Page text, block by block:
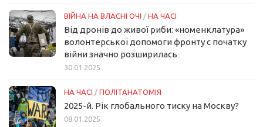
ВІЙНА НА ВЛАСНІ ОЧІ / НА ЧАСІ
Від дронів до живої риби: «номенклатура»
волонтерської допомоги фронту с початку
війни значно розширилась
30.01.2025
НА ЧАСІ / ПОЛІТАНАТОМІЯ
2025-й. Рік глобального тиску на Москву?
08.01.2025